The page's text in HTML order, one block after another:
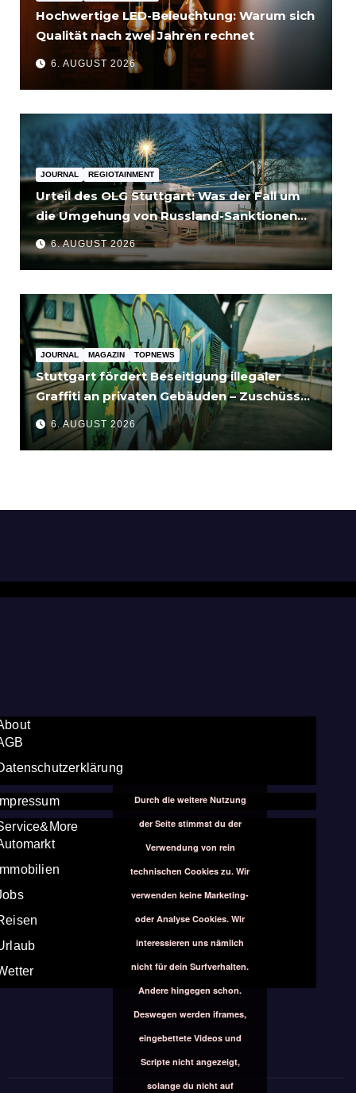
Hochwertige LED-Beleuchtung: Warum sich
Qualität nach zwei Jahren rechnet
6. AUGUST 2026
JOURNAL REGIOTAINMENT
Urteil des OLG Stuttgart: Was der Fall um
die Umgehung von Russland-Sanktionen
für Unternehmen bedeutet
6. AUGUST 2026
JOURNAL MAGAZIN TOPNEWS
Stuttgart fördert Beseitigung illegaler
Graffiti an privaten Gebäuden – Zuschüsse
bis 3.500 Euro
6. AUGUST 2026
Durch die weitere Nutzung
der Seite stimmst du der
Verwendung von rein
technischen Cookies zu. Wir
verwenden keine Marketing-
oder Analyse Cookies. Wir
interessieren uns nämlich
nicht für dein Surfverhalten.
Andere hingegen schon.
Deswegen werden iframes,
eingebettete Videos und
Scripte nicht angezeigt,
solange du nicht auf